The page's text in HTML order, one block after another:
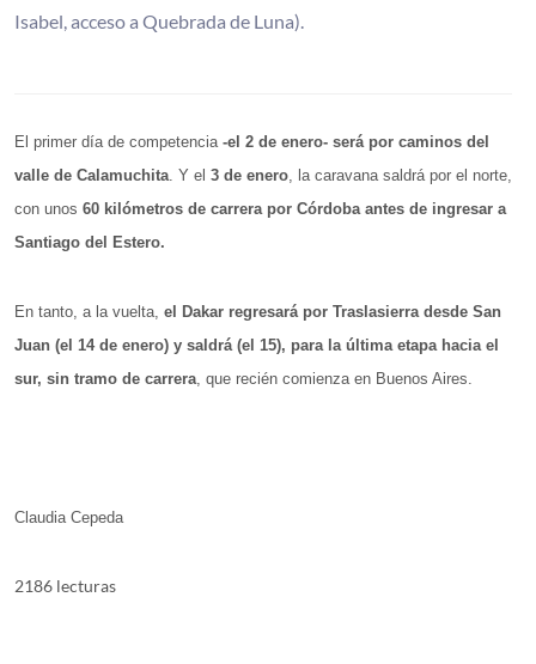
Isabel, acceso a Quebrada de Luna).
El primer día de competencia -el 2 de enero- será por caminos del
valle de Calamuchita . Y el 3 de enero , la caravana saldrá por el norte,
con unos 60 kilómetros de carrera por Córdoba antes de ingresar a
Santiago del Estero.
En tanto, a la vuelta, el Dakar regresará por Traslasierra desde San
Juan (el 14 de enero) y saldrá (el 15), para la última etapa hacia el
sur, sin tramo de carrera , que recién comienza en Buenos Aires.
Claudia Cepeda
2186 lecturas